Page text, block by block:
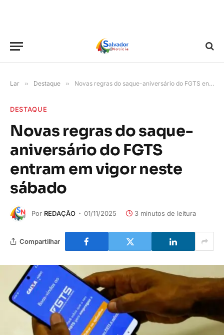
Lar » Destaque » Novas regras do saque-aniversário do FGTS entram em vigor neste sábado
DESTAQUE
Novas regras do saque-
aniversário do FGTS
entram em vigor neste
sábado
Por REDAÇÃO 01/11/2025 3 minutos de leitura
Compartilhar